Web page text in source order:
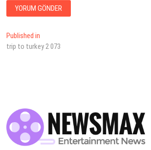
Yazı
dolaşımı
Published in
trip to turkey 2 073